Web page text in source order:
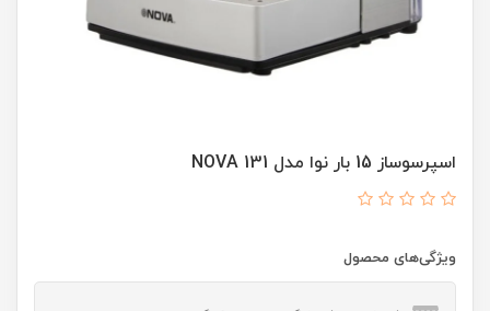
اسپرسوساز 15 بار نوا مدل NOVA 131
ویژگی‌های محصول